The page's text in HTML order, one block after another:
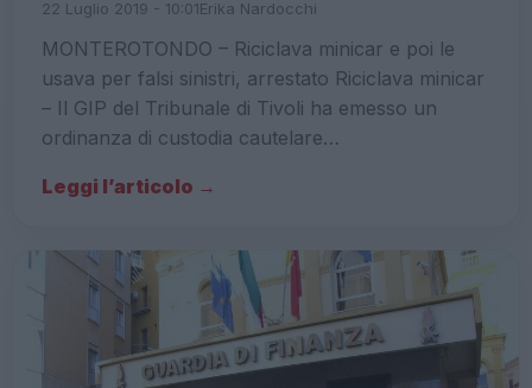
22 Luglio 2019 - 10:01Erika Nardocchi
MONTEROTONDO – Riciclava minicar e poi le
usava per falsi sinistri, arrestato Riciclava minicar
– Il GIP del Tribunale di Tivoli ha emesso un
ordinanza di custodia cautelare…
Leggi l’articolo →